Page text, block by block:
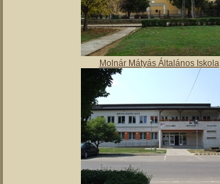
Molnár Mátyás Általános Iskola